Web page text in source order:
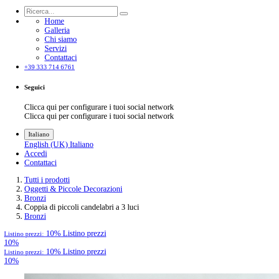
Home
Galleria
Chi siamo
Servizi
Contattaci
+39 333 714 6761
Seguici
Clicca qui per configurare i tuoi social network
Clicca qui per configurare i tuoi social network
Italiano
English (UK) Italiano
Accedi
Contattaci
Tutti i prodotti
Oggetti & Piccole Decorazioni
Bronzi
Coppia di piccoli candelabri a 3 luci
Bronzi
Listino prezzi: 10% Listino prezzi
10%
Listino prezzi: 10% Listino prezzi
10%